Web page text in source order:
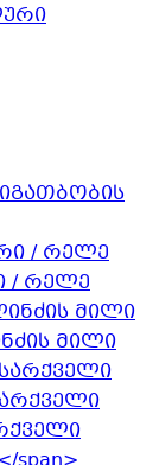
გათბობის
/ რელე
მილი